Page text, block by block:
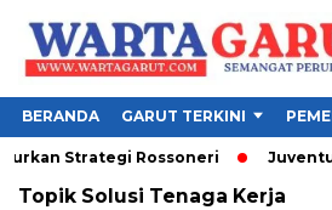
BERANDA GARUT TERKINI
Strategi Rossoneri
Topik Solusi Tenaga Kerja